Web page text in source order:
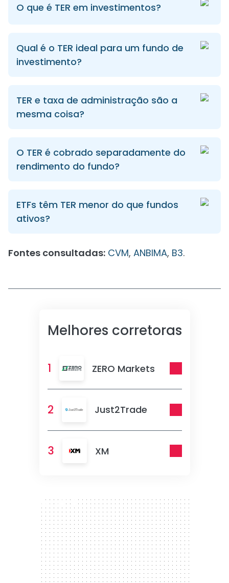
O que é TER em investimentos?
Qual é o TER ideal para um fundo de
investimento?
TER e taxa de administração são a
mesma coisa?
O TER é cobrado separadamente do
rendimento do fundo?
ETFs têm TER menor do que fundos
ativos?
Fontes consultadas: CVM, ANBIMA, B3.
Melhores corretoras
1 ZERO Markets
2 Just2Trade
3 XM
300 x 250